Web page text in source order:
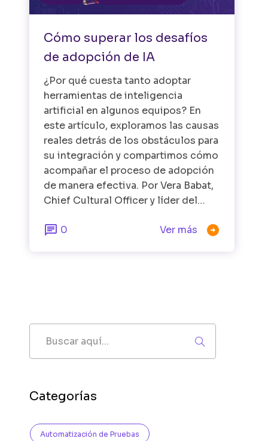
Cómo superar los desafíos
de adopción de IA
¿Por qué cuesta tanto adoptar
herramientas de inteligencia
artificial en algunos equipos? En
este artículo, exploramos las causas
reales detrás de los obstáculos para
su integración y compartimos cómo
acompañar el proceso de adopción
de manera efectiva. Por Vera Babat,
Chief Cultural Officer y líder del…
 0 Ver más 
Categorías
Automatización de Pruebas